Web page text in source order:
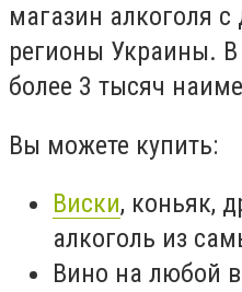
магазин алкоголя с
регионы Украины. В
более 3 тысяч
Вы можете купить:
Виски, коньяк,
алкоголь из
Вино на любой